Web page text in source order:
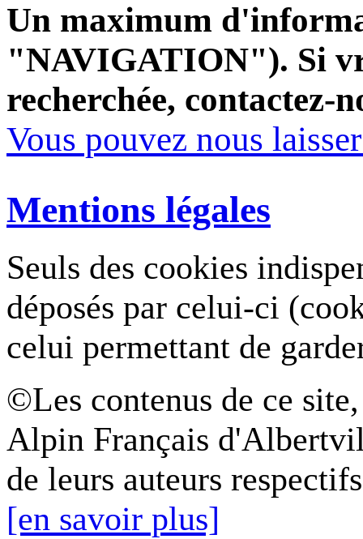
Un maximum
"NAVIGATION"). Si
recherchée, contactez-
Vous pouvez nous
Mentions légales
Seuls des cookies
déposés par celui-ci
celui permettant de
©Les contenus de ce
Alpin Français
de leurs auteurs
[en savoir plus]